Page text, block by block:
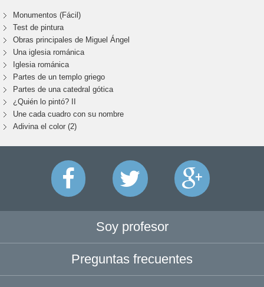
Monumentos (Fácil)
Test de pintura
Obras principales de Miguel Ángel
Una iglesia románica
Iglesia románica
Partes de un templo griego
Partes de una catedral gótica
¿Quién lo pintó? II
Une cada cuadro con su nombre
Adivina el color (2)
Soy profesor
Preguntas frecuentes